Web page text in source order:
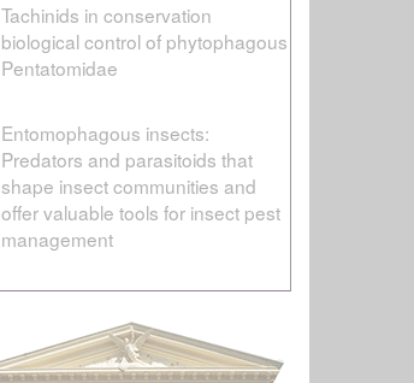
Tachinids in conservation
biological control of phytophagous
Pentatomidae
Entomophagous insects:
Predators and parasitoids that
shape insect communities and
offer valuable tools for insect pest
management